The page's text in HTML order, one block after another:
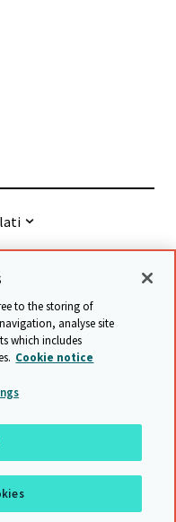
& Assessment
dei Dati
on modern slavery
del sito
to the storing of
analyse site
which includes
Cookie notice